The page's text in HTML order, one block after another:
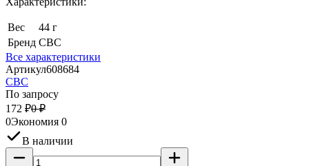
Вес
44 г
Бренд СВС
Все характеристики
Артикул608684
СВС
По запросу
172 ₽0 ₽
0Экономия 0
В наличии